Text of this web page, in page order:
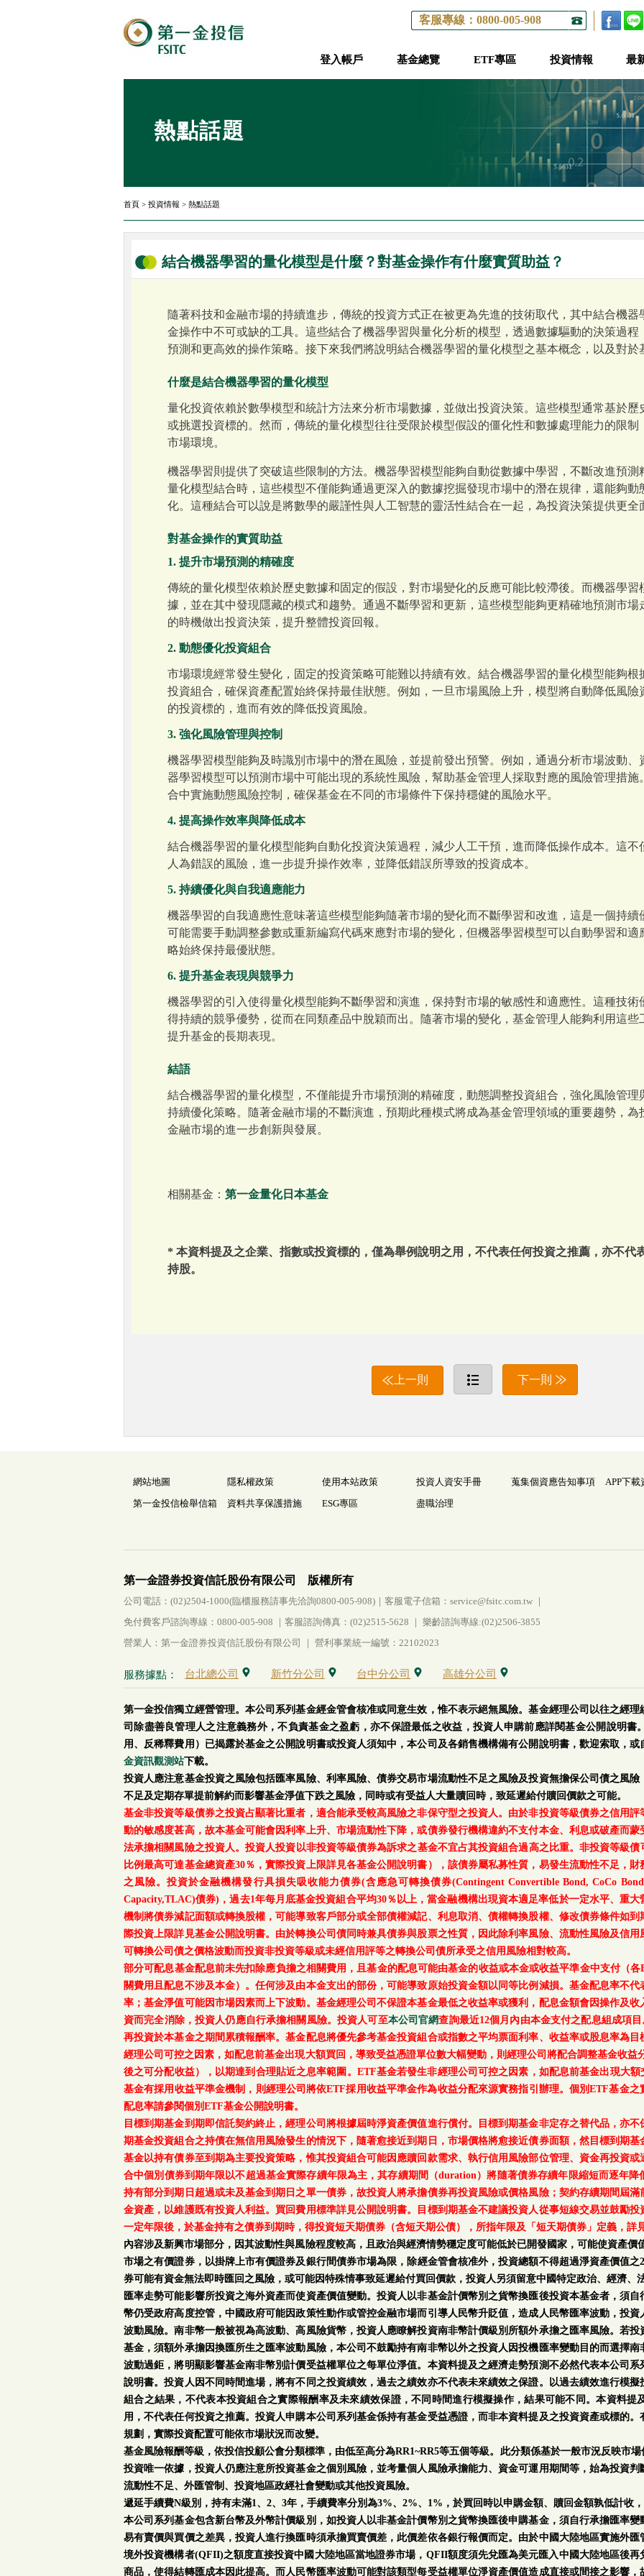
客服專線：0800-005-908
登入帳戶 基金總覽 ETF專區 投資情報 最
熱點話題
首頁 > 投資情報 > 熱點話題
結合機器學習的量化模型是什麼？對基金操作有什麼實質助益？
隨著科技和金融市場的持續進步，傳統的投資方式正在被更為先進的技術取代，其中結合機
金操作中不可或缺的工具。這些結合了機器學習與量化分析的模型，透過數據驅動的決策過
預測和更高效的操作策略。接下來我們將說明結合機器學習的量化模型之基本概念，以及對
什麼是結合機器學習的量化模型
量化投資依賴於數學模型和統計方法來分析市場數據，並做出投資決策。這些模型通常基於
或挑選投資標的。然而，傳統的量化模型往往受限於模型假設的僵化性和數據處理能力的限
市場環境。
機器學習則提供了突破這些限制的方法。機器學習模型能夠自動從數據中學習，不斷改進預
量化模型結合時，這些模型不僅能夠通過更深入的數據挖掘發現市場中的潛在規律，還能夠
化。這種結合可以說是將數學的嚴謹性與人工智慧的靈活性結合在一起，為投資決策提供更全
對基金操作的實質助益
1. 提升市場預測的精確度
傳統的量化模型依賴於歷史數據和固定的假設，對市場變化的反應可能比較滯後。而機器學
據，並在其中發現隱藏的模式和趨勢。通過不斷學習和更新，這些模型能夠更精確地預測市
的時機做出投資決策，提升整體投資回報。
2. 動態優化投資組合
市場環境經常發生變化，固定的投資策略可能難以持續有效。結合機器學習的量化模型能夠
投資組合，確保資產配置始終保持最佳狀態。例如，一旦市場風險上升，模型將自動降低風
的投資標的，進而有效的降低投資風險。
3. 強化風險管理與控制
機器學習模型能夠及時識別市場中的潛在風險，並提前發出預警。例如，通過分析市場波動
器學習模型可以預測市場中可能出現的系統性風險，幫助基金管理人採取對應的風險管理措
合中實施動態風險控制，確保基金在不同的市場條件下保持穩健的風險水平。
4. 提高操作效率與降低成本
結合機器學習的量化模型能夠自動化投資決策過程，減少人工干預，進而降低操作成本。這
人為錯誤的風險，進一步提升操作效率，並降低錯誤所導致的投資成本。
5. 持續優化與自我適應能力
機器學習的自我適應性意味著這些模型能夠隨著市場的變化而不斷學習和改進，這是一個持
可能需要手動調整參數或重新編寫代碼來應對市場的變化，但機器學習模型可以自動學習和
略始終保持最優狀態。
6. 提升基金表現與競爭力
機器學習的引入使得量化模型能夠不斷學習和演進，保持對市場的敏感性和適應性。這種技
得持續的競爭優勢，從而在同類產品中脫穎而出。隨著市場的變化，基金管理人能夠利用這
提升基金的長期表現。
結語
結合機器學習的量化模型，不僅能提升市場預測的精確度，動態調整投資組合，強化風險管
持續優化策略。隨著金融市場的不斷演進，預期此種模式將成為基金管理領域的重要趨勢，
金融市場的進一步創新與發展。
相關基金： 第一金量化日本基金
* 本資料提及之企業、指數或投資標的，僅為舉例說明之用，不代表任何投資之推薦，亦不代
持股。
上一則 下一則
網站地圖 隱私權政策 使用本站政策 投資人資安手冊 蒐集個資應告知事項
APP下載
第一金投信檢舉信箱
資料共享保護措施 ESG專區 盡職治理
第一金證券投資信託股份有限公司 版權所有
公司電話：(02)2504-1000(臨櫃服務請事先洽詢0800-005-908)｜客服電子信箱：service@fsitc.com.tw ｜
免付費客戶諮詢專線：0800-005-908 ｜客服諮詢傳真：(02)2515-5628 ｜ 樂齡諮詢專線:(02)2506-3855
營業人：第一金證券投資信託股份有限公司 ｜ 營利事業統一編號：22102023
服務據點： 台北總公司 新竹分公司 台中分公司 高雄分公司
第一金投信獨立經營管理。本公司系列基金經金管會核准或同意生效，惟不表示絕無風險。基金經理公司以往之經
司除盡善良管理人之注意義務外，不負責基金之盈虧，亦不保證最低之收益，投資人申購前應詳閱基金公開說明書
用、反稀釋費用）已揭露於基金之公開說明書或投資人須知中，本公司及各銷售機構備有公開說明書，歡迎索取，或
金資訊觀測站下載。
投資人應注意基金投資之風險包括匯率風險、利率風險、債券交易市場流動性不足之風險及投資無擔保公司債之風
不足及定期存單提前解約而影響基金淨值下跌之風險，同時或有受益人大量贖回時，致延遲給付贖回價款之可能。
基金非投資等級債券之投資占顯著比重者，適合能承受較高風險之非保守型之投資人。由於非投資等級債券之信用
動的敏感度甚高，故本基金可能會因利率上升、市場流動性下降，或債券發行機構違約不支付本金、利息或破產而
法承擔相關風險之投資人。投資人投資以非投資等級債券為訴求之基金不宜占其投資組合過高之比重。非投資等級
比例最高可達基金總資產30％，實際投資上限詳見各基金公開說明書），該債券屬私募性質，易發生流動性不足，
之風險。投資於金融機構發行具損失吸收能力債券(含應急可轉換債券(Contingent Convertible Bond, CoCo
Capacity,TLAC)債券)，過去1年每月底基金投資組合平均30％以上，當金融機構出現資本適足率低於一定水平、重
機制將債券減記面額或轉換股權，可能導致客戶部分或全部債權減記、利息取消、債權轉換股權、修改債券條件如
際投資上限詳見基金公開說明書。由於轉換公司債同時兼具債券與股票之性質，因此除利率風險、流動性風險及信
可轉換公司債之價格波動而投資非投資等級或未經信用評等之轉換公司債所承受之信用風險相對較高。
部分可配息基金配息前未先扣除應負擔之相關費用，且基金的配息可能由基金的收益或本金或收益平準金中支付（
關費用且配息不涉及本金）。任何涉及由本金支出的部份，可能導致原始投資金額以同等比例減損。基金配息率不
率；基金淨值可能因市場因素而上下波動。基金經理公司不保證本基金最低之收益率或獲利，配息金額會因操作及
資而完全消除，投資人仍應自行承擔相關風險。投資人可至本公司官網查詢最近12個月內由本金支付之配息組成項
再投資於本基金之期間累積報酬率。基金配息將優先參考基金投資組合或指數之平均票面利率、收益率或股息率為
經理公司可控之因素，如配息前基金出現大額買回，導致受益憑證單位數大幅變動，則經理公司將配合調整基金收
後之可分配收益），以期達到合理貼近之息率範圍。ETF基金若發生非經理公司可控之因素，如配息前基金出現大
基金有採用收益平準金機制，則經理公司將依ETF採用收益平準金作為收益分配來源實務指引辦理。個別ETF基金
配息率請參閱個別ETF基金公開說明書。
目標到期基金到期即信託契約終止，經理公司將根據屆時淨資產價值進行償付。目標到期基金非定存之替代品，亦
期基金投資組合之持債在無信用風險發生的情況下，隨著愈接近到期日，市場價格將愈接近債券面額，然目標到期
基金以持有債券至到期為主要投資策略，惟其投資組合可能因應贖回款需求、執行信用風險部位管理、資金再投資
合中個別債券到期年限以不超過基金實際存續年限為主，其存續期間（duration）將隨著債券存續年限縮短而逐年
持有部分到期日超過或未及基金到期日之單一債券，故投資人將承擔債券再投資風險或價格風險；契約存續期間屆
金資產，以維護既有投資人利益。買回費用標準詳見公開說明書。目標到期基金不建議投資人從事短線交易並鼓勵
一定年限後，於基金持有之債券到期時，得投資短天期債券（含短天期公債），所指年限及「短天期債券」定義，詳
內容涉及新興市場部分，因其波動性與風險程度較高，且政治與經濟情勢穩定度可能低於已開發國家，可能使資產
市場之有價證券，以掛牌上市有價證券及銀行間債券市場為限，除經金管會核准外，投資總額不得超過淨資產價值
券可能有資金無法即時匯回之風險，或可能因特殊情事致延遲給付買回價款，投資人另須留意中國特定政治、經濟、
匯率走勢可能影響所投資之海外資產而使資產價值變動。投資人以非基金計價幣別之貨幣換匯後投資本基金者，須
幣仍受政府高度控管，中國政府可能因政策性動作或管控金融市場而引導人民幣升貶值，造成人民幣匯率波動，投
波動風險。南非幣一般被視為高波動、高風險貨幣，投資人應瞭解投資南非幣計價級別所額外承擔之匯率風險。若
基金，須額外承擔因換匯所生之匯率波動風險，本公司不鼓勵持有南非幣以外之投資人因投機匯率變動目的而選擇
波動過鉅，將明顯影響基金南非幣別計價受益權單位之每單位淨值。本資料提及之經濟走勢預測不必然代表本公司
說明書。投資人因不同時間進場，將有不同之投資績效，過去之績效亦不代表未來績效之保證。以過去績效進行模
組合之結果，不代表本投資組合之實際報酬率及未來績效保證，不同時間進行模擬操作，結果可能不同。本資料提
用，不代表任何投資之推薦。投資人申購本公司系列基金係持有基金受益憑證，而非本資料提及之投資資產或標的
規劃，實際投資配置可能依市場狀況而改變。
基金風險報酬等級，依投信投顧公會分類標準，由低至高分為RR1~RR5等五個等級。此分類係基於一般市況反映市
投資唯一依據，投資人仍應注意所投資基金之個別風險，並考量個人風險承擔能力、資金可運用期間等，始為投資
流動性不足、外匯管制、投資地區政經社會變動或其他投資風險。
遞延手續費N級別，持有未滿1、2、3年，手續費率分別為3%、2%、1%，於買回時以申購金額、贖回金額孰低計收
本公司系列基金包含新台幣及外幣計價級別，如投資人以非基金計價幣別之貨幣換匯後申購基金，須自行承擔匯率
易有賣價與買價之差異，投資人進行換匯時須承擔買賣價差，此價差依各銀行報價而定。由於中國大陸地區實施外
境外投資機構者(QFII)之額度直接投資中國大陸地區當地證券市場，QFII額度須先兌匯為美元匯入中國大陸地區後
商品，使得結轉匯成本因此提高。而人民幣匯率波動可能對該類型每受益權單位淨資產價值造成直接或間接之影響